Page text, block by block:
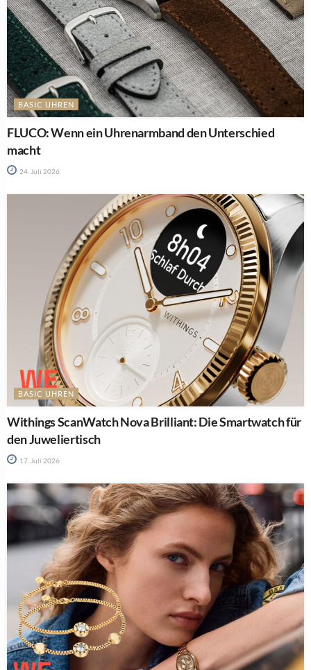
BASIC UHREN
FLUCO: Wenn ein Uhrenarmband den Unterschied
macht
24. Juli 2026
BASIC UHREN
Withings ScanWatch Nova Brilliant: Die Smartwatch für
den Juweliertisch
17. Juli 2026